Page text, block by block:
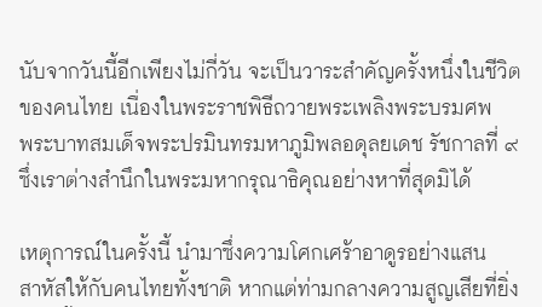
นับจากวันนี้อีกเพียงไม่กี่วัน จะเป็นวาระสำคัญครั้งหนึ่งในชีวิต
ของคนไทย เนื่องในพระราชพิธีถวายพระเพลิงพระบรมศพ
พระบาทสมเด็จพระปรมินทรมหาภูมิพลอดุลยเดช รัชกาลที่ ๙
ซึ่งเราต่างสำนึกในพระมหากรุณาธิคุณอย่างหาที่สุดมิได้
เหตุการณ์ในครั้งนี้ นำมาซึ่งความโศกเศร้าอาดูรอย่างแสน
สาหัสให้กับคนไทยทั้งชาติ หากแต่ท่ามกลางความสูญเสียที่ยิ่ง